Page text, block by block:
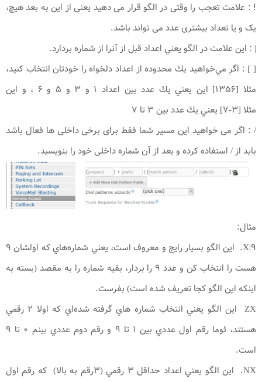
! : علامت تعجب را وقتی در الگو قرار می دهید یعنی از این به بعد هیچ،
یک و یا تعداد بیشتری عدد می تواند باشد.
| : اين علامت در الگو يعني اعداد قبل از آنرا از شماره بردارد.
[ ] : اگر مي‌خواهيد يك محدوده از اعداد دلخواه را خودتان انتخاب كنيد،
مثلا [۱۳۵۶] اين يعني يك عدد بين اعداد ۱ و ۳ و ۵ و ۶ ، و اين
مثلا [۳-۷] يعني يك عدد بين ۳ تا ۷
/ : اگر می خواهید این مسیر شما فقط برای برخی داخلی ها فعال باشد
باید از / استفاده کرده و بعد از آن شماره داخلی خود را بنویسید.
مثال:
۹|X. اين الگو بسيار رايج و معروف است، يعني شماره‌هاي كه اولشان ۹
هست را انتخاب كن و عدد ۹ را بردار، بقيه شماره را به مقصد (بسته به
اينكه اين الگو كجا تعريف شده است) بفرست.
ZX اين الگو يعني انتخاب شماره هاي گرفته شده‌اي كه اولا ۲ رقمي
هستند، ئوما رقم اول عددي بين ۱ تا ۹ و رقم دوم عددي بينم ۰ تا ۹
است.
NX. اين الگو يعني اعداد حداقل ۳ رقمي (۳رقم به بالا) كه رقم اول